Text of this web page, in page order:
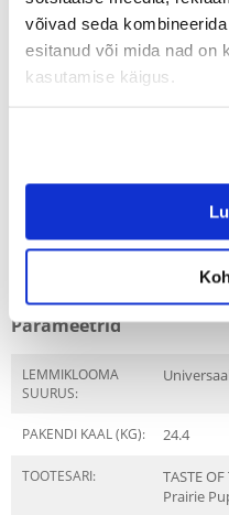
võivad seda
esitanud või mida nad on
kasutamise käigus.
SAADAME 48 TUNNI JOOKSUL
Meie klientide fotod Meie
2 x
TASTE OF
Parameetrid
LEMMIKLOOMA
SUURUS:
PAKENDI KAAL (KG): 24.4
TOOTESARI:
TASTE
Prairie